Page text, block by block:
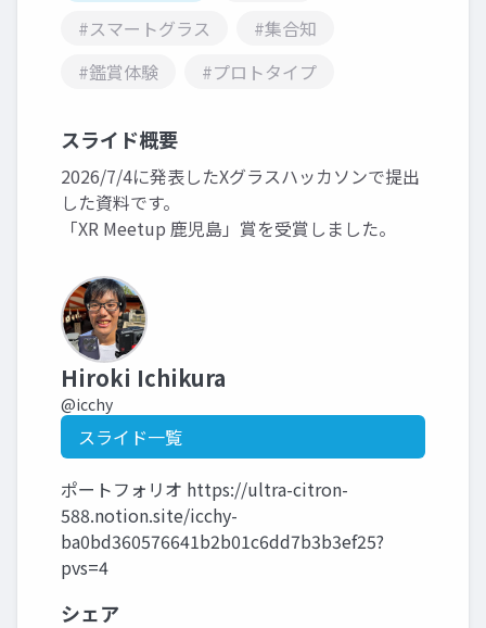
#スマートグラス
#集合知
#鑑賞体験
#プロトタイプ
スライド概要
2026/7/4に発表したXグラスハッカソンで提出
した資料です。
「XR Meetup 鹿児島」賞を受賞しました。
Hiroki Ichikura
@icchy
スライド一覧
ポートフォリオ https://ultra-citron-
588.notion.site/icchy-
ba0bd360576641b2b01c6dd7b3b3ef25?
pvs=4
シェア